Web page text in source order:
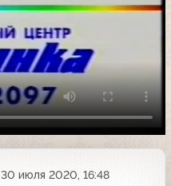
30 июля 2020, 16:48